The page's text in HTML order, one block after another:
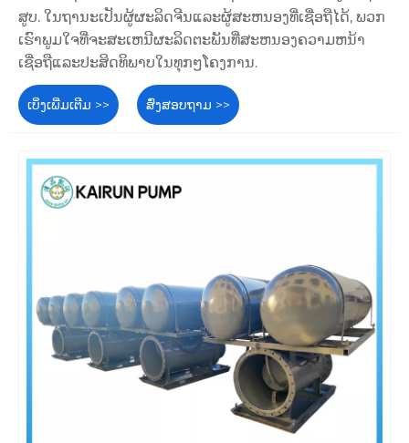
ສູບ​. ໃນຖານະເປັນຜູ້ຜະລິດຈີນແລະຜູ້ສະຫນອງທີ່ເຊື່ອຖືໄດ້, ພວກ
ເຮົາພູມໃຈທີ່ຈະສະເຫນີຜະລິດຕະພັນທີ່ສະຫນອງຄວາມຫນ້າ
ເຊື່ອຖືແລະປະສິດທິພາບໃນທຸກໆໂຄງການ.
ເບິ່ງເພີ່ມເຕີມ >> ສົ່ງສອບຖາມ >>